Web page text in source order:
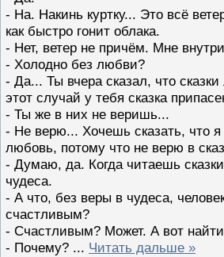
- На. Накинь куртку... Это всё
как быстро гонит облака.
- Нет, ветер не причём. Мне
- Холодно без любви?
- Да... Ты вчера сказал, что сказки
этот случай у тебя сказка
- Ты же в них не веришь...
- Не верю... Хочешь сказать, что я
любовь, потому что не верю в
- Думаю, да. Когда читаешь
чудеса.
- А что, без веры в чудеса,
счастливым?
- Счастливым? Может. А вот
- Почему? ... Читать дальше »